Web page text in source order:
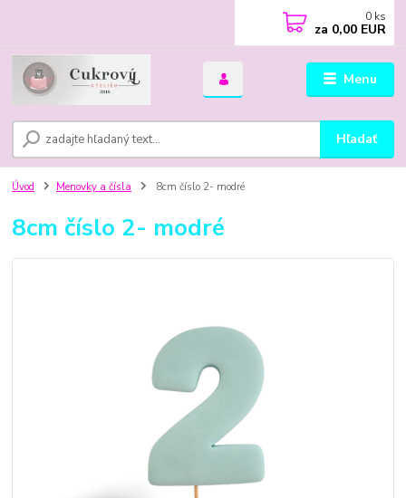
Menu
Hľadať
0 ks
za 0,00 EUR
Úvod Menovky a čísla 8cm číslo 2- modré
8cm číslo 2- modré